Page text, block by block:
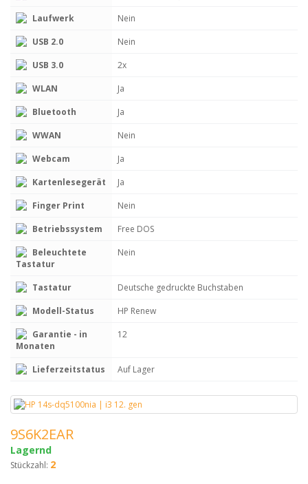
Laufwerk
Nein
USB 2.0
Nein
USB 3.0
2x
WLAN
Ja
Bluetooth
Ja
WWAN
Nein
Webcam
Ja
Kartenlesegerät
Ja
Finger Print
Nein
Betriebssystem
Free DOS
Beleuchtete
Tastatur
Nein
Tastatur
Deutsche gedruckte Buchstaben
Modell-Status
HP Renew
Garantie - in
Monaten
12
Lieferzeitstatus Auf Lager
9S6K2EAR
Lagernd
Stückzahl: 2